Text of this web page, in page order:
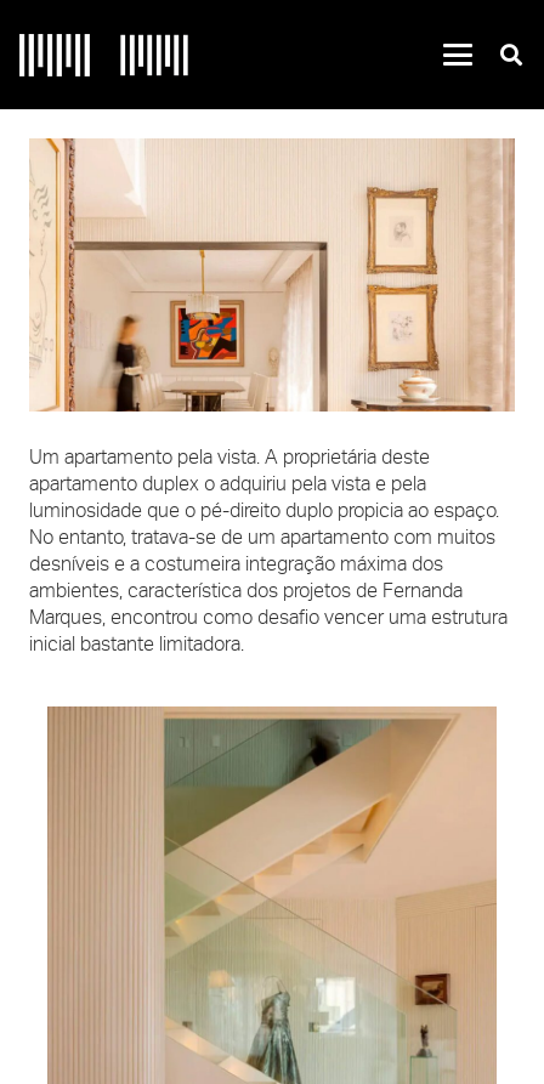
Um apartamento pela vista. A proprietária deste
apartamento duplex o adquiriu pela vista e pela
luminosidade que o pé-direito duplo propicia ao espaço.
No entanto, tratava-se de um apartamento com muitos
desníveis e a costumeira integração máxima dos
ambientes, característica dos projetos de Fernanda
Marques, encontrou como desafio vencer uma estrutura
inicial bastante limitadora.